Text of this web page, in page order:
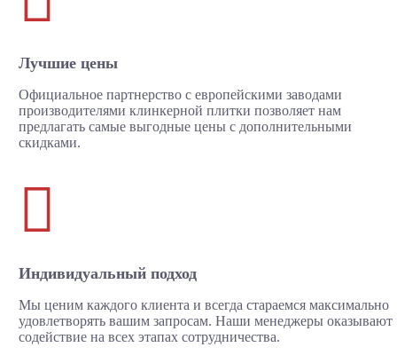
Лучшие цены
Официальное партнерство с европейскими заводами
производителями клинкерной плитки позволяет нам
предлагать самые выгодные цены с дополнительными
скидками.

Индивидуальный подход
Мы ценим каждого клиента и всегда стараемся максимально
удовлетворять вашим запросам. Наши менеджеры оказывают
содействие на всех этапах сотрудничества.